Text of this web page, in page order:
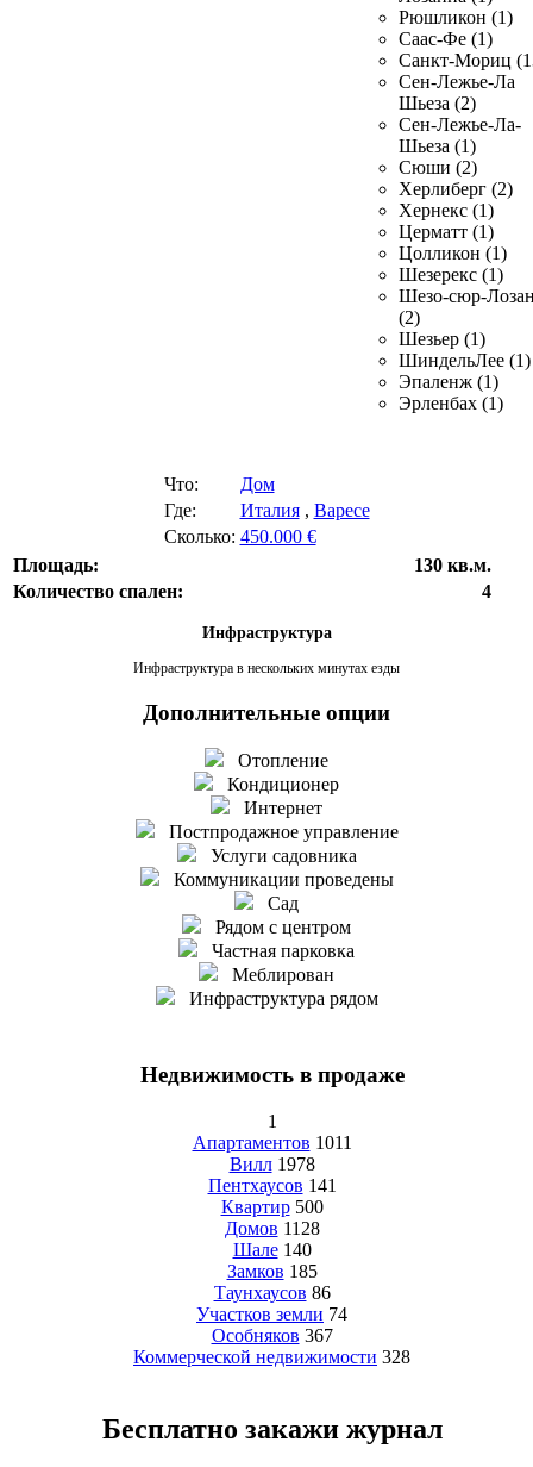
Рюшликон (1)
Саас-Фе (1)
Санкт-Мориц
Сен-Лежье-Ла
Шьеза (2)
Сен-Лежье-Ла-
Шьеза (1)
Сюши (2)
Херлиберг (2)
Хернекс (1)
Церматт (1)
Цолликон (1)
Шезерекс (1)
Шезо-сюр-
(2)
Шезьер (1)
ШиндельЛее (1)
Эпаленж (1)
Эрленбах (1)
Что:
Дом
Где:
Италия, Варесе
Сколько: 450.000 €
Площадь:
130 кв.м.
Количество спален:
4
Инфраструктура
Инфраструктура в нескольких минутах езды
Дополнительные опции
Отопление
Кондиционер
Интернет
Постпродажное управление
Услуги садовника
Коммуникации проведены
Сад
Рядом с центром
Частная парковка
Меблирован
Инфраструктура рядом
Недвижимость в продаже
1
Апартаментов 1011
Вилл 1978
Пентхаусов 141
Квартир 500
Домов 1128
Шале 140
Замков 185
Таунхаусов 86
Участков земли 74
Особняков 367
Коммерческой недвижимости 328
Бесплатно закажи журнал